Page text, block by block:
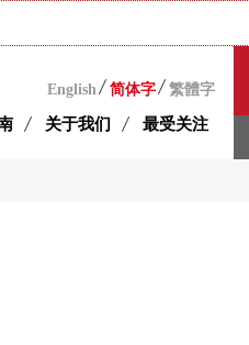
English 简体字 繁體字
关于我们 最受关注